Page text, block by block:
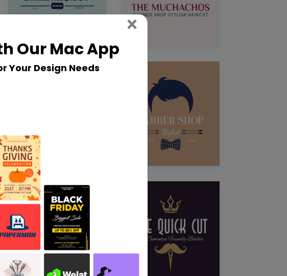
Our Mac App
Your Design Needs
× Close